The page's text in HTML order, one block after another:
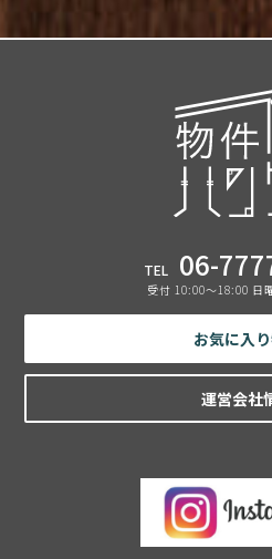
TEL 06-
受付 10:00〜18:00 日
お気に入
運営会社